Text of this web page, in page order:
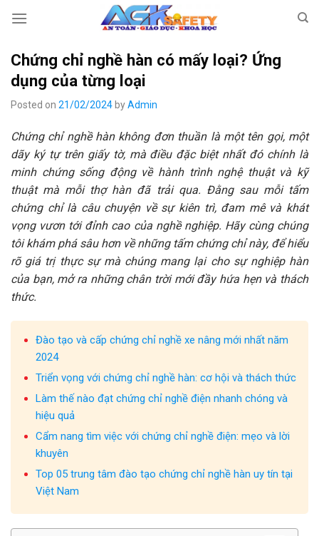
Chứng chỉ nghề hàn có mấy loại? Ứng
dụng của từng loại
Posted on 21/02/2024 byAdmin
Chứng chỉ nghề hàn không đơn thuần là một tên gọi, một
dãy ký tự trên giấy tờ, mà điều đặc biệt nhất đó chính là
minh chứng sống động về hành trình nghệ thuật và kỹ
thuật mà mỗi thợ hàn đã trải qua. Đằng sau mỗi tấm
chứng chỉ là câu chuyện về sự kiên trì, đam mê và khát
vọng vươn tới đỉnh cao của nghề nghiệp. Hãy cùng chúng
tôi khám phá sâu hơn về những tấm chứng chỉ này, để hiểu
rõ giá trị thực sự mà chúng mang lại cho sự nghiệp hàn
của bạn, mở ra những chân trời mới đầy hứa hẹn và thách
thức.
Đào tạo và cấp chứng chỉ nghề xe nâng mới nhất năm
2024
Triển vọng với chứng chỉ nghề hàn: cơ hội và thách thức
Làm thế nào đạt chứng chỉ nghề điện nhanh chóng và
hiệu quả
Cẩm nang tìm việc với chứng chỉ nghề điện: mẹo và lời
khuyên
Top 05 trung tâm đào tạo chứng chỉ nghề hàn uy tín tại
Việt Nam